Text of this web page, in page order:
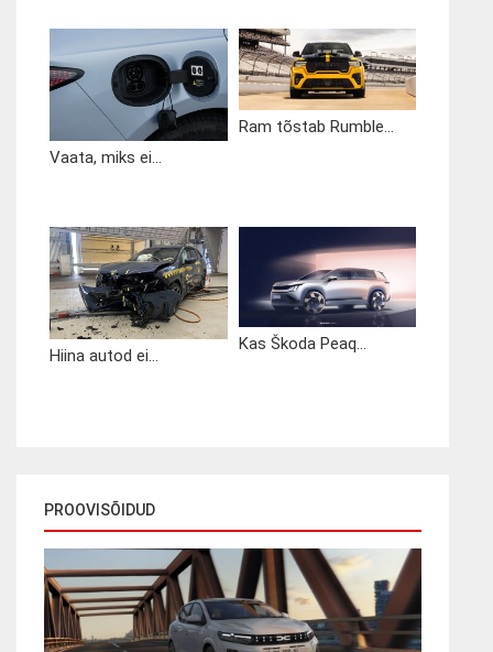
Vaata, miks ei...
Ram tõstab Rumble...
Hiina autod ei...
Kas Škoda Peaq...
PROOVISÕIDUD